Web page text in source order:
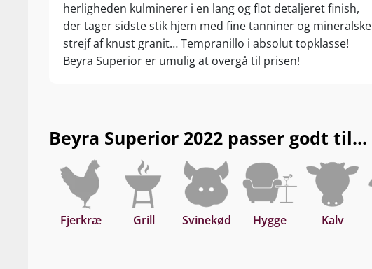
herligheden kulminerer i en lang og flot detaljeret finish,
der tager sidste stik hjem med fine tanniner og mineralske
strejf af knust granit… Tempranillo i absolut topklasse!
Beyra Superior er umulig at overgå til prisen!
Beyra Superior 2022 passer godt til...
Fjerkræ Grill Svinekød Hygge Kalv